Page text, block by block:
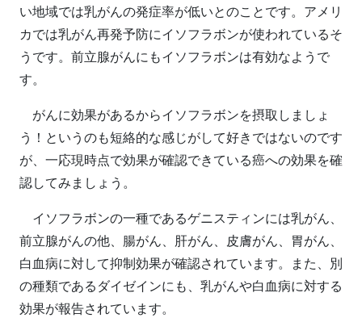
い地域では乳がんの発症率が低いとのことです。アメリ
カでは乳がん再発予防にイソフラボンが使われているそ
うです。前立腺がんにもイソフラボンは有効なようで
す。
がんに効果があるからイソフラボンを摂取しましょ
う！というのも短絡的な感じがして好きではないのです
が、一応現時点で効果が確認できている癌への効果を確
認してみましょう。
イソフラボンの一種であるゲニスティンには乳がん、
前立腺がんの他、腸がん、肝がん、皮膚がん、胃がん、
白血病に対して抑制効果が確認されています。また、別
の種類であるダイゼインにも、乳がんや白血病に対する
効果が報告されています。